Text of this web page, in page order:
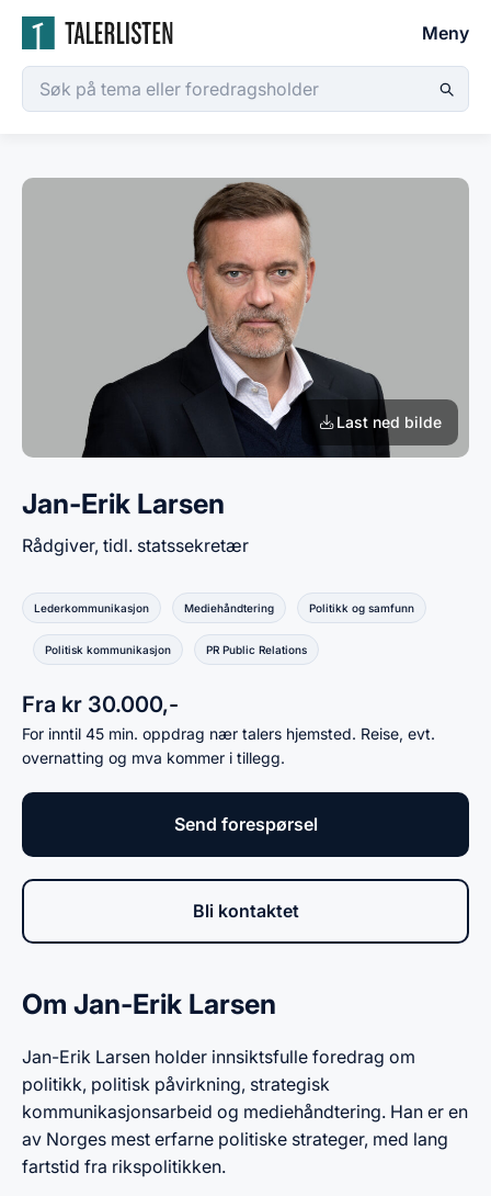
Meny
Last ned bilde
Jan-Erik Larsen
Rådgiver, tidl. statssekretær
Lederkommunikasjon Mediehåndtering Politikk og samfunn
Politisk kommunikasjon PR Public Relations
Fra kr 30.000,-
For inntil 45 min. oppdrag nær talers hjemsted. Reise, evt.
overnatting og mva kommer i tillegg.
Send forespørsel
Bli kontaktet
Om Jan-Erik Larsen
Jan-Erik Larsen holder innsiktsfulle foredrag om
politikk, politisk påvirkning, strategisk
kommunikasjonsarbeid og mediehåndtering. Han er en
av Norges mest erfarne politiske strateger, med lang
fartstid fra rikspolitikken.